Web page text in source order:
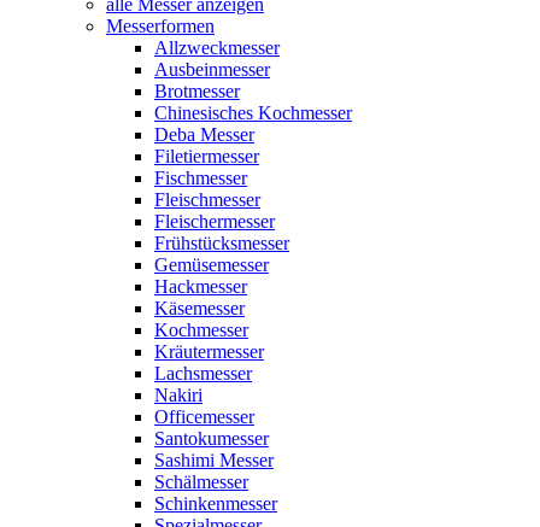
alle Messer anzeigen
Messerformen
Allzweckmesser
Ausbeinmesser
Brotmesser
Chinesisches Kochmesser
Deba Messer
Filetiermesser
Fischmesser
Fleischmesser
Fleischermesser
Frühstücksmesser
Gemüsemesser
Hackmesser
Käsemesser
Kochmesser
Kräutermesser
Lachsmesser
Nakiri
Officemesser
Santokumesser
Sashimi Messer
Schälmesser
Schinkenmesser